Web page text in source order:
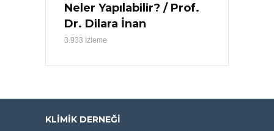
Neler Yapılabilir? / Prof.
Dr. Dilara İnan
3.933 İzleme
KLIMIK DERNEĞI